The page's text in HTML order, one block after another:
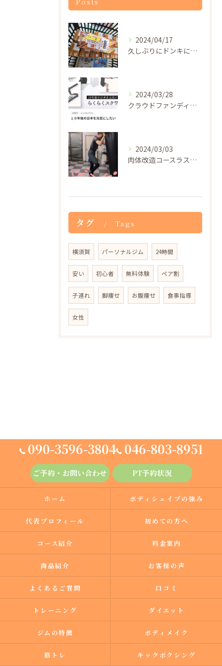
2024/04/17
久しぶりにドンキに行ったらザバスのプロテインドリンクが1本5...
2024/03/28
クラウドファンディングの審査が通過したので5月29日から一般...
2024/03/03
肉体改造コースラストの膝蹴り100発！
タグ Tags
横須賀 パーソナルジム 24時間
安い 初心者 無料体験 ペア割
子連れ 脚痩せ お腹痩せ 食事指導
女性
090-3596-3804 046-803-8951
ご予約・お問い合わせ PT予約状況
ホーム ボディシェイプの強み
代表プロフィール 初めての方へ
コース紹介 料金案内
商品紹介 お客様の声
よくあるご質問 口コミ
トレーニング ダイエット
ジムの特徴 ボディメイク
筋トレ キックボクシング